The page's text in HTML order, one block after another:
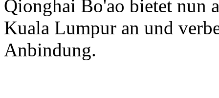
Qionghai Bo'ao bietet nun
Kuala Lumpur an und
Anbindung.